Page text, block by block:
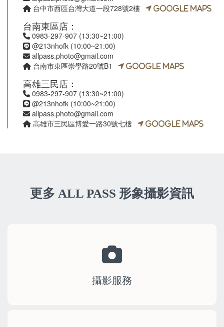
台中市西區台灣大道一段728號2樓
Google Maps
台南東區店：
0983-297-907 (13:30~21:00)
@213nhofk (10:00~21:00)
allpass.photo@gmail.com
台南市東區崇學路20號B1
Google Maps
高雄三民店：
0983-297-907 (13:30~21:00)
@213nhofk (10:00~21:00)
allpass.photo@gmail.com
高雄市三民區博愛一路30號七樓
Google Maps
更多 ALL PASS 形象攝影資訊
攝影服務